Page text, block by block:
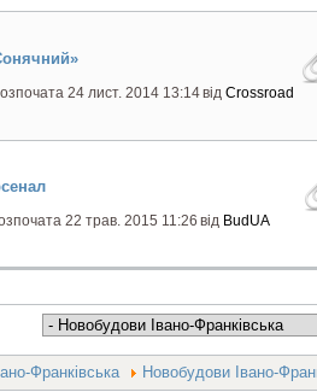
24 лист. 2014 13:14від Crossroad
22 трав. 2015 11:26 від BudUA
Франківська Новобудови Івано-